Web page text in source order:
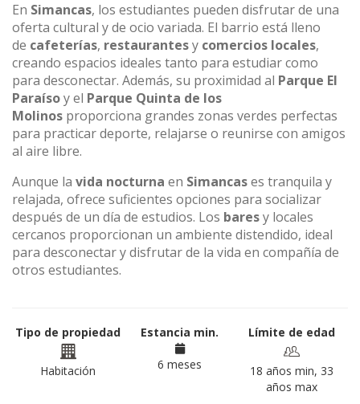
En Simancas, los estudiantes pueden disfrutar de una
oferta cultural y de ocio variada. El barrio está lleno
de cafeterías, restaurantesy comercios locales,
creando espacios ideales tanto para estudiar como
para desconectar. Además, su proximidad al Parque El
Paraísoy el Parque Quinta de los
Molinos proporciona grandes zonas verdes perfectas
para practicar deporte, relajarse o reunirse con amigos
al aire libre.
Aunque la vida nocturna en Simancases tranquila y
relajada, ofrece suficientes opciones para socializar
después de un día de estudios. Los baresy locales
cercanos proporcionan un ambiente distendido, ideal
para desconectar y disfrutar de la vida en compañía de
otros estudiantes.
Tipo de propiedad
Habitación
Estancia min.
6 meses
Límite de edad
18 años min, 33
años max